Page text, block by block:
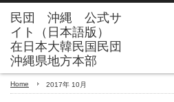
Home 2017年 10月